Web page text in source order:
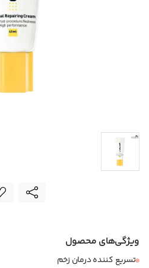
ویژگی‌های محصول
تسریع کننده درمان زخم